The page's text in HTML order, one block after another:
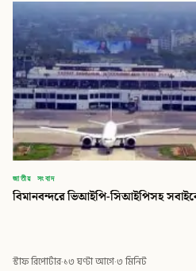
জাতীয় সংবাদ
বিমানবন্দরে ভিআইপি-সিআইপিসহ
স্টাফ রিপোর্টার·১৩ ঘণ্টা আগে·৩ মিনিট